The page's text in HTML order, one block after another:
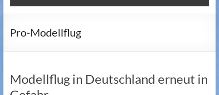
Pro-Modellflug
Modellflug in Deutschland erneut in